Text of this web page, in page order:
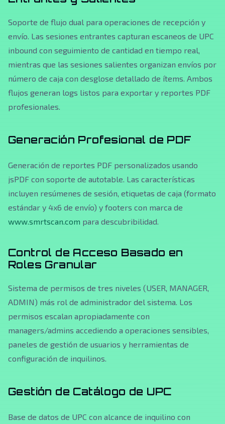
Soporte de flujo dual para operaciones de recepción y
envío. Las sesiones entrantes capturan escaneos de UPC
inbound con seguimiento de cantidad en tiempo real,
mientras que las sesiones salientes organizan envíos por
número de caja con desglose detallado de ítems. Ambos
flujos generan logs listos para exportar y reportes PDF
profesionales.
Generación Profesional de PDF
Generación de reportes PDF personalizados usando
jsPDF con soporte de autotable. Las características
incluyen resúmenes de sesión, etiquetas de caja (formato
estándar y 4x6 de envío) y footers con marca de
www.smrtscan.com para descubribilidad.
Control de Acceso Basado en
Roles Granular
Sistema de permisos de tres niveles (USER, MANAGER,
ADMIN) más rol de administrador del sistema. Los
permisos escalan apropiadamente con
managers/admins accediendo a operaciones sensibles,
paneles de gestión de usuarios y herramientas de
configuración de inquilinos.
Gestión de Catálogo de UPC
Base de datos de UPC con alcance de inquilino con